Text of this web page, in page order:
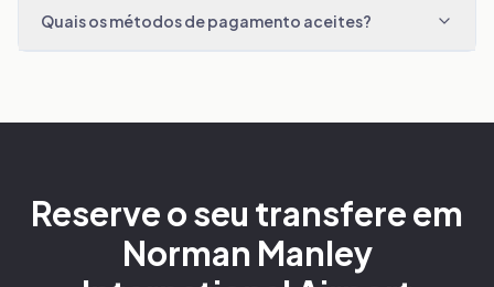
Quais os métodos de pagamento aceites?
Reserve o seu transfere em
Norman Manley